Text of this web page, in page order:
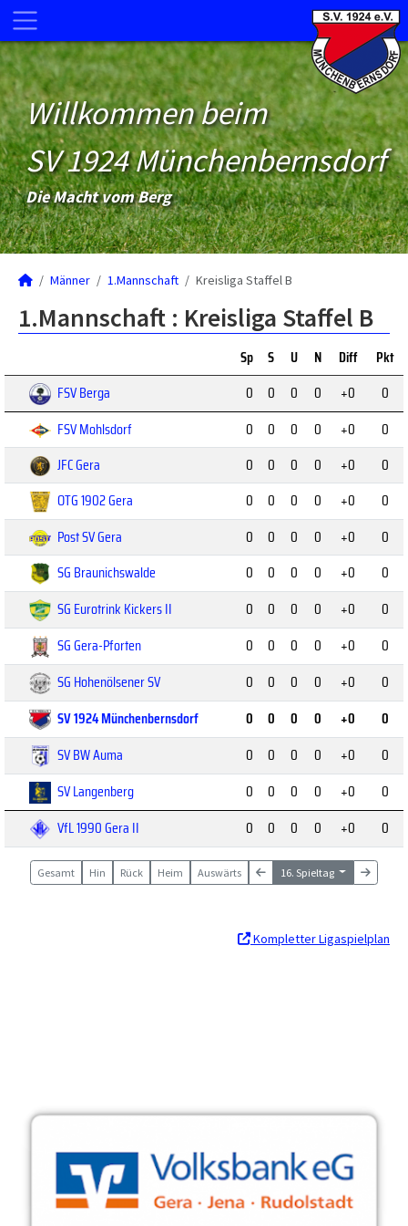
Willkommen beim
SV 1924 Münchenbernsdorf
Die Macht vom Berg
Männer 1.Mannschaft Kreisliga Staffel B
1.Mannschaft : Kreisliga Staffel B
Sp S U N Diff
Pkt
FSV Berga
0 0 0 0 +0
0
FSV Mohlsdorf
0 0 0 0 +0
0
JFC Gera
0 0 0 0 +0
0
OTG 1902 Gera
0 0 0 0 +0
0
Post SV Gera
0 0 0 0 +0
0
SG Braunichswalde
0 0 0 0 +0
0
SG Eurotrink Kickers II
0 0 0 0 +0
0
SG Gera-Pforten
0 0 0 0 +0
0
SG Hohenölsener SV
0 0 0 0 +0
0
SV 1924 Münchenbernsdorf
0 0 0 0 +0
0
SV BW Auma
0 0 0 0 +0
0
SV Langenberg
0 0 0 0 +0
0
VfL 1990 Gera II
0 0 0 0 +0 0
Gesamt Hin Rück Heim Auswärts 16. Spieltag
Kompletter Ligaspielplan